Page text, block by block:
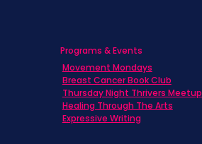
Programs & Events
Movement Mondays
Breast Cancer Book Club
Thursday Night Thrivers Meetup
Healing Through The Arts
Expressive Writing